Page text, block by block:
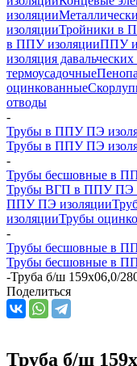
изоляции
изоляцииТройники в
в ППУ изоляцииППУ
изоляция
термоусадочные
оцинкованные
отводы
-
Трубы в ППУ ПЭ
Трубы в ППУ ПЭ
-
Трубы бесшовные в
Трубы ВГП в ППУ ПЭ
ППУ ПЭ изоляции
изоляцииТрубы
-
Трубы бесшовные в
Трубы бесшовные в
-Труба б/ш 159х06,0/
Поделиться
Труба б/ш